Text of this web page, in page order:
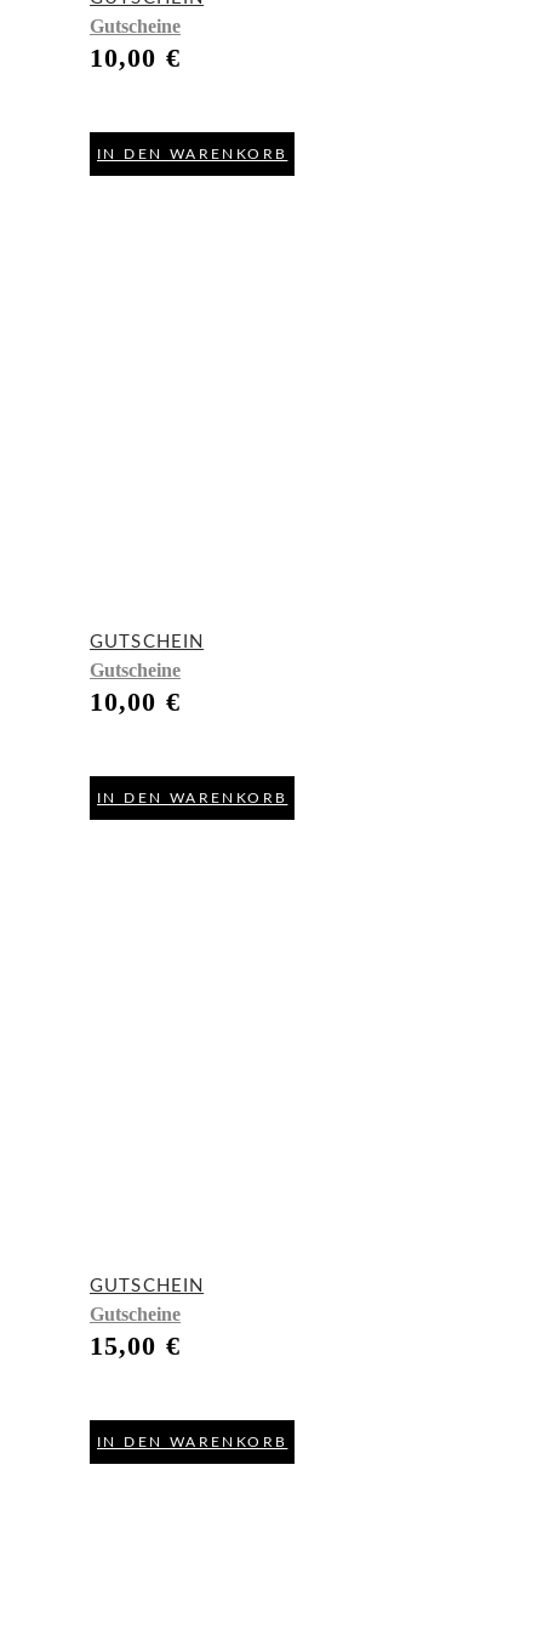
Gutscheine
10,00 €
IN DEN WARENKORB
GUTSCHEIN
Gutscheine
10,00 €
IN DEN WARENKORB
GUTSCHEIN
Gutscheine
15,00 €
IN DEN WARENKORB